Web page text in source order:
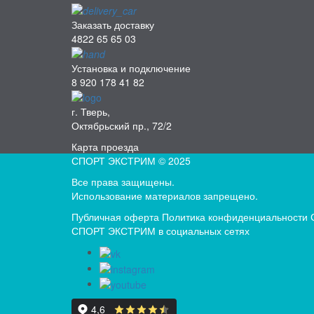
Заказать доставку
4822 65 65 03
Установка и подключение
8 920 178 41 82
г. Тверь,
Октябрьский пр., 72/2
Карта проезда
СПОРТ ЭКСТРИМ © 2025
Все права защищены.
Использование материалов запрещено.
Публичная оферта Политика конфиденциальности
СПОРТ ЭКСТРИМ в социальных сетях